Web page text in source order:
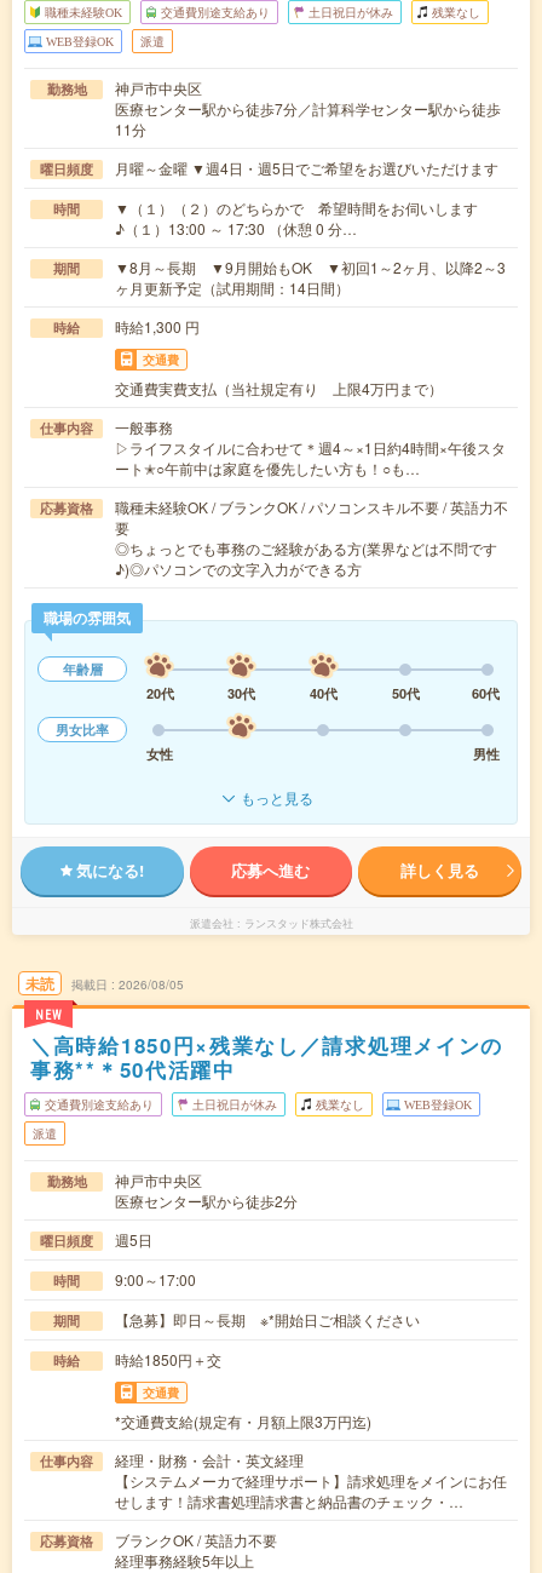
職種未経験OK 交通費別途支給あり 土日祝日が休み 残業なし
WEB登録OK 派遣
勤務地
神戸市中央区
医療センター駅から徒歩7分／計算科学センター駅から徒歩
11分
曜日頻度 月曜～金曜 ▼週4日・週5日でご希望をお選びいただけます
時間
▼（１）（２）のどちらかで 希望時間をお伺いします
♪（１）13:00 ～ 17:30 （休憩 0 分…
期間
▼8月～長期 ▼9月開始もOK ▼初回1～2ヶ月、以降2～3
ヶ月更新予定（試用期間：14日間）
時給 時給1,300 円
交通費
交通費実費支払（当社規定有り 上限4万円まで）
仕事内容
一般事務
▷ライフスタイルに合わせて＊週4～×1日約4時間×午後スタ
ート✭○午前中は家庭を優先したい方も！○も…
応募資格
職種未経験OK / ブランクOK / パソコンスキル不要 / 英語力不
要
◎ちょっとでも事務のご経験がある方(業界などは不問です
♪)◎パソコンでの文字入力ができる方
職場の雰囲気
年齢層
20代
30代 40代 50代
60代
男女比率
女性
男性
もっと見る
気になる! 応募へ進む 詳しく見る
派遣会社 ランスタッド株式会社
未読
NEW
掲載日 2026/08/05
＼高時給1850円×残業なし／請求処理メインの
事務**＊50代活躍中
交通費別途支給あり 土日祝日が休み 残業なし WEB登録OK
派遣
勤務地
神戸市中央区
医療センター駅から徒歩2分
曜日頻度 週5日
時間 9:00～17:00
期間 【急募】即日～長期 ※*開始日ご相談ください
時給 時給1850円＋交
交通費
*交通費支給(規定有・月額上限3万円迄)
仕事内容
経理・財務・会計・英文経理
【システムメーカで経理サポート】請求処理をメインにお任
せします！請求書処理請求書と納品書のチェック・…
応募資格
ブランクOK / 英語力不要
経理事務経験5年以上